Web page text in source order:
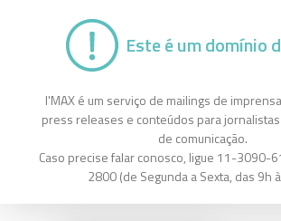
Este é um domínio
I'MAX é um serviço de mailings de
press releases e conteúdos para
de comunicação.
Caso precise falar conosco, ligue 11-3090-
2800 (de Segunda a Sexta, das 9h